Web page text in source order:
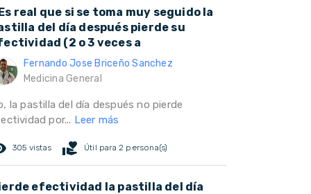
real que si se toma muy seguido la
del día después pierde su
(2 o 3 veces a
Fernando Jose Briceño Sanchez
Medicina General
la pastilla del día después no pierde
por... Leer más
305 vistas volunteer_activism Útil para 2 persona(s)
efectividad la pastilla del día